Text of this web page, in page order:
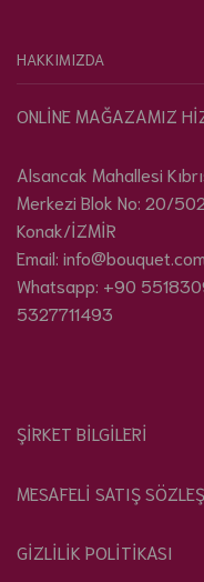
HAKKIMIZDA
ONLİNE MAĞAZAMIZ
Alsancak Mahallesi
Merkezi Blok No: 20/
Konak/İZMİR
Email:
Whatsapp: +90
5327711493
ŞİRKET BİLGİLERİ
MESAFELİ SATIŞ
GİZLİLİK POLİTİKASI